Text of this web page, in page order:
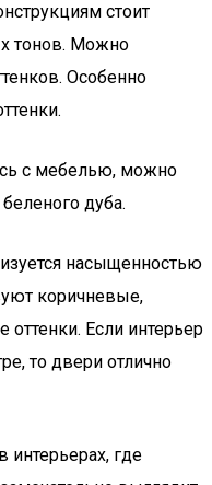
стоит
тонов. Можно
Особенно
с мебелью, можно
дуба.
насыщенностью
коричневые,
Если интерьер
то двери отлично
интерьерах, где